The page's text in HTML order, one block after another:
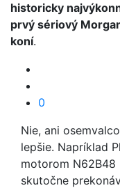
historicky
prvý sériový
koní.
0
Nie, ani
lepšie. Napríklad
motorom N62B48
skutočne